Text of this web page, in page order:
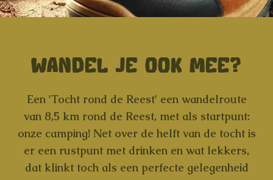
WANDEL JE OOK MEE?
Een 'Tocht rond de Reest' een wandelroute
van 8,5 kmrond de Reest, met als startpunt:
onze camping! Net over de helft van de tocht is
er een rustpunt met drinken en wat lekkers,
dat klinkt toch als een perfecte gelegenheid